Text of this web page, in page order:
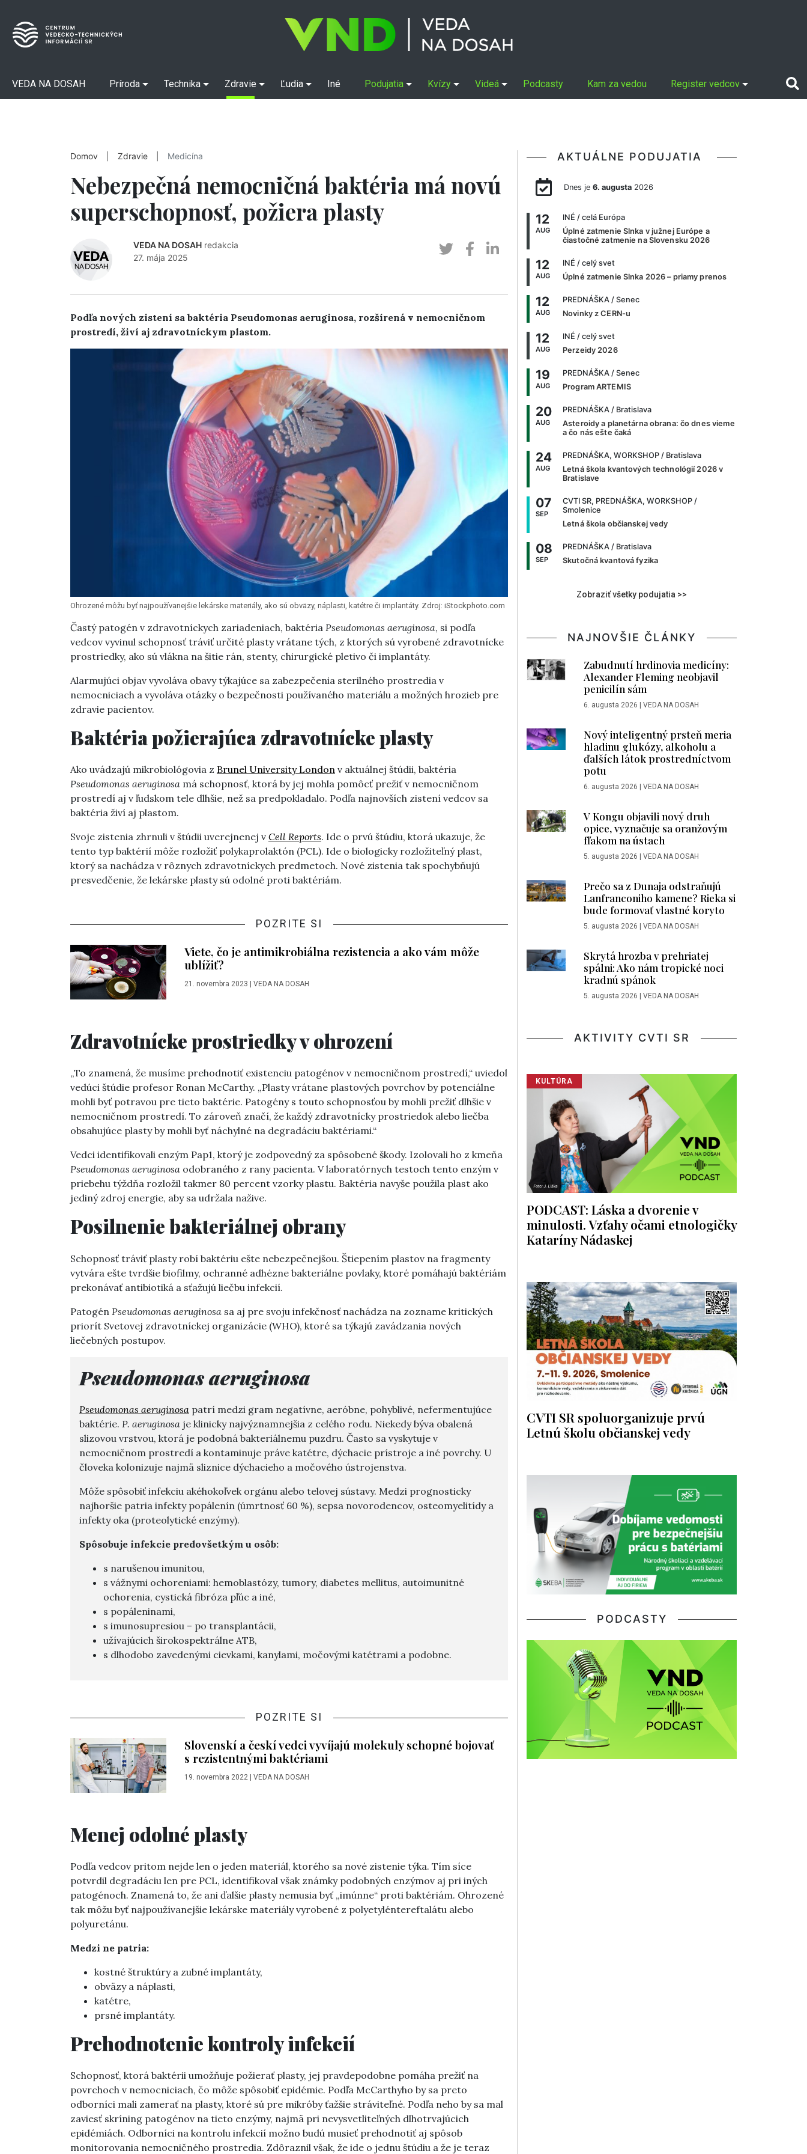
VEDA NA DOSAH Príroda Technika Zdravie Ľudia Iné Podujatia Kvízy Videá Podcasty Kam za vedou Register vedcov
Domov Zdravie Medicína
Nebezpečná nemocničná baktéria má novú
superschopnosť, požiera plasty
VEDA NA DOSAH redakcia
27. mája 2025
Podľa nových zistení sa baktéria Pseudomonas aeruginosa, rozšírená v nemocničnom
prostredí, živí aj zdravotníckym plastom.
Ohrozené môžu byť najpoužívanejšie lekárske materiály, ako sú obväzy, náplasti, katétre či implantáty. Zdroj: iStockphoto.com
Častý patogén v zdravotníckych zariadeniach, baktéria Pseudomonas aeruginosa, si podľa
vedcov vyvinul schopnosť tráviť určité plasty vrátane tých, z ktorých sú vyrobené zdravotnícke
prostriedky, ako sú vlákna na šitie rán, stenty, chirurgické pletivo či implantáty.
Alarmujúci objav vyvoláva obavy týkajúce sa zabezpečenia sterilného prostredia v
nemocniciach a vyvoláva otázky o bezpečnosti používaného materiálu a možných hrozieb pre
zdravie pacientov.
Baktéria požierajúca zdravotnícke plasty
Ako uvádzajú mikrobiológovia z Brunel University London v aktuálnej štúdii, baktéria
Pseudomonas aeruginosa má schopnosť, ktorá by jej mohla pomôcť prežiť v nemocničnom
prostredí aj v ľudskom tele dlhšie, než sa predpokladalo. Podľa najnovších zistení vedcov sa
baktéria živí aj plastom.
Svoje zistenia zhrnuli v štúdii uverejnenej v Cell Reports. Ide o prvú štúdiu, ktorá ukazuje, že
tento typ baktérií môže rozložiť polykaprolaktón (PCL). Ide o biologicky rozložiteľný plast,
ktorý sa nachádza v rôznych zdravotníckych predmetoch. Nové zistenia tak spochybňujú
presvedčenie, že lekárske plasty sú odolné proti baktériám.
POZRITE SI
Viete, čo je antimikrobiálna rezistencia a ako vám môže
ublížiť?
21. novembra 2023 VEDA NA DOSAH
Zdravotnícke prostriedky v ohrození
„To znamená, že musíme prehodnotiť existenciu patogénov v nemocničnom prostredí,“ uviedol
vedúci štúdie profesor Ronan McCarthy. „Plasty vrátane plastových povrchov by potenciálne
mohli byť potravou pre tieto baktérie. Patogény s touto schopnosťou by mohli prežiť dlhšie v
nemocničnom prostredí. To zároveň značí, že každý zdravotnícky prostriedok alebo liečba
obsahujúce plasty by mohli byť náchylné na degradáciu baktériami.“
Vedci identifikovali enzým Pap1, ktorý je zodpovedný za spôsobené škody. Izolovali ho z kmeňa
Pseudomonas aeruginosa odobraného z rany pacienta. V laboratórnych testoch tento enzým v
priebehu týždňa rozložil takmer 80 percent vzorky plastu. Baktéria navyše použila plast ako
jediný zdroj energie, aby sa udržala nažive.
Posilnenie bakteriálnej obrany
Schopnosť tráviť plasty robí baktériu ešte nebezpečnejšou. Štiepením plastov na fragmenty
vytvára ešte tvrdšie biofilmy, ochranné adhézne bakteriálne povlaky, ktoré pomáhajú baktériám
prekonávať antibiotiká a sťažujú liečbu infekcií.
Patogén Pseudomonas aeruginosa sa aj pre svoju infekčnosť nachádza na zozname kritických
priorít Svetovej zdravotníckej organizácie (WHO), ktoré sa týkajú zavádzania nových
liečebných postupov.
Pseudomonas aeruginosa
Pseudomonas aeruginosa patrí medzi gram negatívne, aeróbne, pohyblivé, nefermentujúce
baktérie. P. aeruginosa je klinicky najvýznamnejšia z celého rodu. Niekedy býva obalená
slizovou vrstvou, ktorá je podobná bakteriálnemu puzdru. Často sa vyskytuje v
nemocničnom prostredí a kontaminuje práve katétre, dýchacie prístroje a iné povrchy. U
človeka kolonizuje najmä sliznice dýchacieho a močového ústrojenstva.
Môže spôsobiť infekciu akéhokoľvek orgánu alebo telovej sústavy. Medzi prognosticky
najhoršie patria infekty popálenín (úmrtnosť 60 %), sepsa novorodencov, osteomyelitídy a
infekty oka (proteolytické enzýmy).
Spôsobuje infekcie predovšetkým u osôb:
s narušenou imunitou,
s vážnymi ochoreniami: hemoblastózy, tumory, diabetes mellitus, autoimunitné
ochorenia, cystická fibróza pľúc a iné,
s popáleninami,
s imunosupresiou – po transplantácii,
užívajúcich širokospektrálne ATB,
s dlhodobo zavedenými cievkami, kanylami, močovými katétrami a podobne.
POZRITE SI
Slovenskí a českí vedci vyvíjajú molekuly schopné bojovať
s rezistentnými baktériami
19. novembra 2022| VEDA NA DOSAH
Menej odolné plasty
Podľa vedcov pritom nejde len o jeden materiál, ktorého sa nové zistenie týka. Tím síce
potvrdil degradáciu len pre PCL, identifikoval však známky podobných enzýmov aj pri iných
patogénoch. Znamená to, že ani ďalšie plasty nemusia byť „imúnne“ proti baktériám. Ohrozené
tak môžu byť najpoužívanejšie lekárske materiály vyrobené z polyetyléntereftalátu alebo
polyuretánu.
Medzi ne patria:
kostné štruktúry a zubné implantáty,
obväzy a náplasti,
katétre,
prsné implantáty.
Prehodnotenie kontroly infekcií
Schopnosť, ktorá baktérii umožňuje požierať plasty, jej pravdepodobne pomáha prežiť na
povrchoch v nemocniciach, čo môže spôsobiť epidémie. Podľa McCarthyho by sa preto
odborníci mali zamerať na plasty, ktoré sú pre mikróby ťažšie stráviteľné. Podľa neho by sa mal
zaviesť skríning patogénov na tieto enzýmy, najmä pri nevysvetliteľných dlhotrvajúcich
epidémiách. Odborníci na kontrolu infekcií možno budú musieť prehodnotiť aj spôsob
monitorovania nemocničného prostredia. Zdôraznil však, že ide o jednu štúdiu a že je teraz
AKTUÁLNE PODUJATIA
Dnes je 6. augusta2026
12
AUG
INÉ / celá Európa
Úplné zatmenie Slnka v južnej Európe a
čiastočné zatmenie na Slovensku 2026
12
AUG
INÉ / celý svet
Úplné zatmenie Slnka 2026 – priamy prenos
12
AUG
PREDNÁŠKA / Senec
Novinky z CERN-u
12
AUG
INÉ / celý svet
Perzeidy 2026
19
AUG
PREDNÁŠKA / Senec
Program ARTEMIS
20
AUG
PREDNÁŠKA / Bratislava
Asteroidy a planetárna obrana: čo dnes vieme
a čo nás ešte čaká
24
AUG
PREDNÁŠKA, WORKSHOP / Bratislava
Letná škola kvantových technológií 2026 v
Bratislave
07
SEP
CVTI SR, PREDNÁŠKA, WORKSHOP /
Smolenice
Letná škola občianskej vedy
08
SEP
PREDNÁŠKA / Bratislava
Skutočná kvantová fyzika
Zobraziť všetky podujatia >>
NAJNOVŠIE ČLÁNKY
Zabudnutí hrdinovia medicíny:
Alexander Fleming neobjavil
penicilín sám
6. augusta 2026 | VEDA NA DOSAH
Nový inteligentný prsteň meria
hladinu glukózy, alkoholu a
ďalších látok prostredníctvom
potu
6. augusta 2026 | VEDA NA DOSAH
V Kongu objavili nový druh
opice, vyznačuje sa oranžovým
fľakom na ústach
5. augusta 2026 | VEDA NA DOSAH
Prečo sa z Dunaja odstraňujú
Lanfranconiho kamene? Rieka si
bude formovať vlastné koryto
5. augusta 2026 | VEDA NA DOSAH
Skrytá hrozba v prehriatej
spálni: Ako nám tropické noci
kradnú spánok
5. augusta 2026 | VEDA NA DOSAH
AKTIVITY CVTI SR
KULTÚRA
PODCAST: Láska a dvorenie v
minulosti. Vzťahy očami etnologičky
Kataríny Nádaskej
CVTI SR spoluorganizuje prvú
Letnú školu občianskej vedy
PODCASTY